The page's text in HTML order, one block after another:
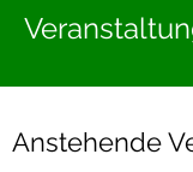
Über uns
Anstehende